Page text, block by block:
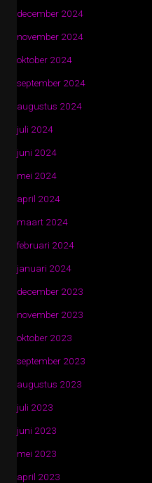
december 2024
november 2024
oktober 2024
september 2024
augustus 2024
juli 2024
juni 2024
mei 2024
april 2024
maart 2024
februari 2024
januari 2024
december 2023
november 2023
oktober 2023
september 2023
augustus 2023
juli 2023
juni 2023
mei 2023
april 2023